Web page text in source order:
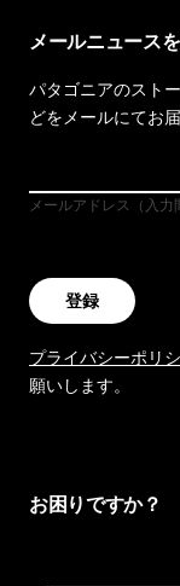
メールニュース
パタゴニアのスト
どをメールにてお
メールアドレス（入力
登録
プライバシーポリ
願いします。
お困りですか？